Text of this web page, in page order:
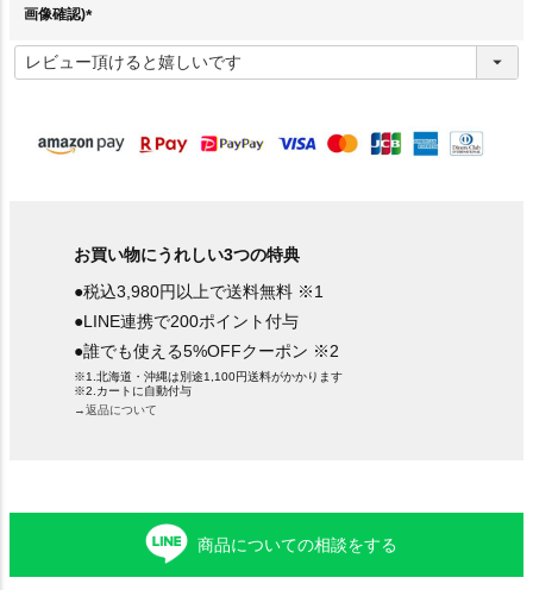
画像確認)
必
須
お買い物にうれしい3つの特典
●税込3,980円以上で送料無料 ※1
●LINE連携で200ポイント付与
●誰でも使える5%OFFクーポン ※2
※1.北海道・沖縄は別途1,100円送料がかかります
※2.カートに自動付与
→返品について
商品についての相談をする